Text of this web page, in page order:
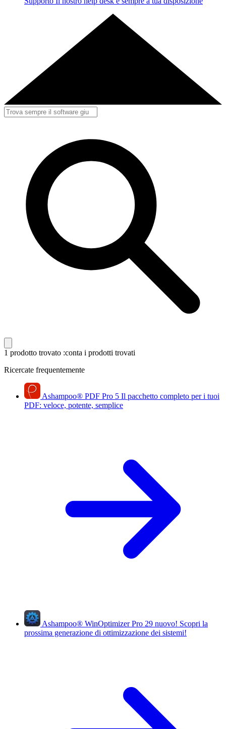
1 prodotto trovato :conta i prodotti trovati
Ricercate frequentemente
Ashampoo® PDF Pro 5 Il pacchetto completo per i tuoi
PDF: veloce, potente, semplice
Ashampoo® WinOptimizer Pro 29 nuovo! Scopri la
prossima generazione di ottimizzazione dei sistemi!